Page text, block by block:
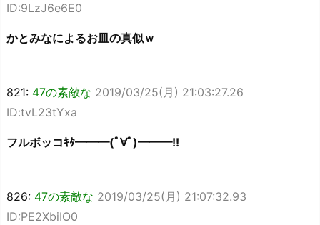
ID:9LzJ6e6E0
かとみなによるお皿の真似ｗ
821: 47の素敵な 2019/03/25(月) 21:03:27.26
ID:tvL23tYxa
フルボッコｷﾀ━━━(ﾟ∀ﾟ)━━━!!
826: 47の素敵な 2019/03/25(月) 21:07:32.93
ID:PE2XbiIO0